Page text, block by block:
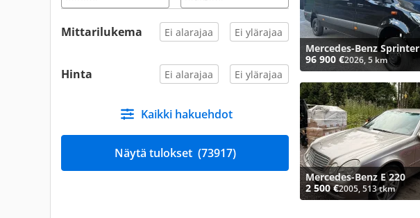
Mittarilukema
Hinta
Kaikki hakuehdot
Näytä tulokset (73917)
Mercedes-Benz Sprinter
96 900 €2026, 5 km
Mercedes-Benz E 220
2 500 €2005, 513 tkm